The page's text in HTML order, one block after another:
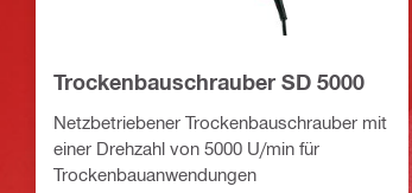
Trockenbauschrauber SD 5000
Netzbetriebener Trockenbauschrauber mit
einer Drehzahl von 5000 U/min für
Trockenbauanwendungen